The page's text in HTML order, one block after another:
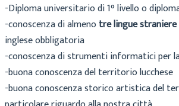
-Diploma universitario di 1° livello o
-conoscenza di almeno tre lingue straniere
inglese obbligatoria
-conoscenza di strumenti informatici per
-buona conoscenza del territorio lucchese
-buona conoscenza storico artistica del